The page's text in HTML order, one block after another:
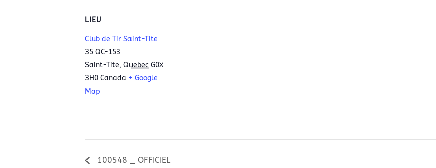
LIEU
Club de Tir Saint-Tite
35 QC-153
Saint-Tite, Quebec G0X
3H0 Canada + Google
Map
100548 _ OFFICIEL